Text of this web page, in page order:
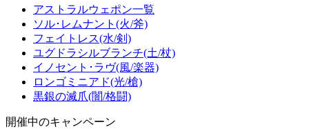
アストラルウェポン一覧
ソル･レムナント(火/斧)
フェイトレス(水/剣)
ユグドラシルブランチ(土/杖)
イノセント･ラヴ(風/楽器)
ロンゴミニアド(光/槍)
黒銀の滅爪(闇/格闘)
開催中のキャンペーン